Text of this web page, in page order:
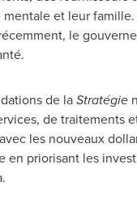
et leur
le
de laStratégie
de traitements
les nouveaux
priorisant les
.